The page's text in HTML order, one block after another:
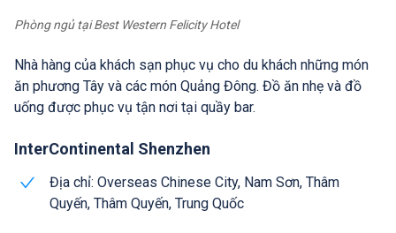
Phòng ngủ tại Best Western Felicity Hotel
Nhà hàng của khách sạn phục vụ cho du khách những món
ăn phương Tây và các món Quảng Đông. Đồ ăn nhẹ và đồ
uống được phục vụ tận nơi tại quầy bar.
InterContinental Shenzhen
Địa chỉ: Overseas Chinese City, Nam Sơn, Thâm
Quyến, Thâm Quyến, Trung Quốc